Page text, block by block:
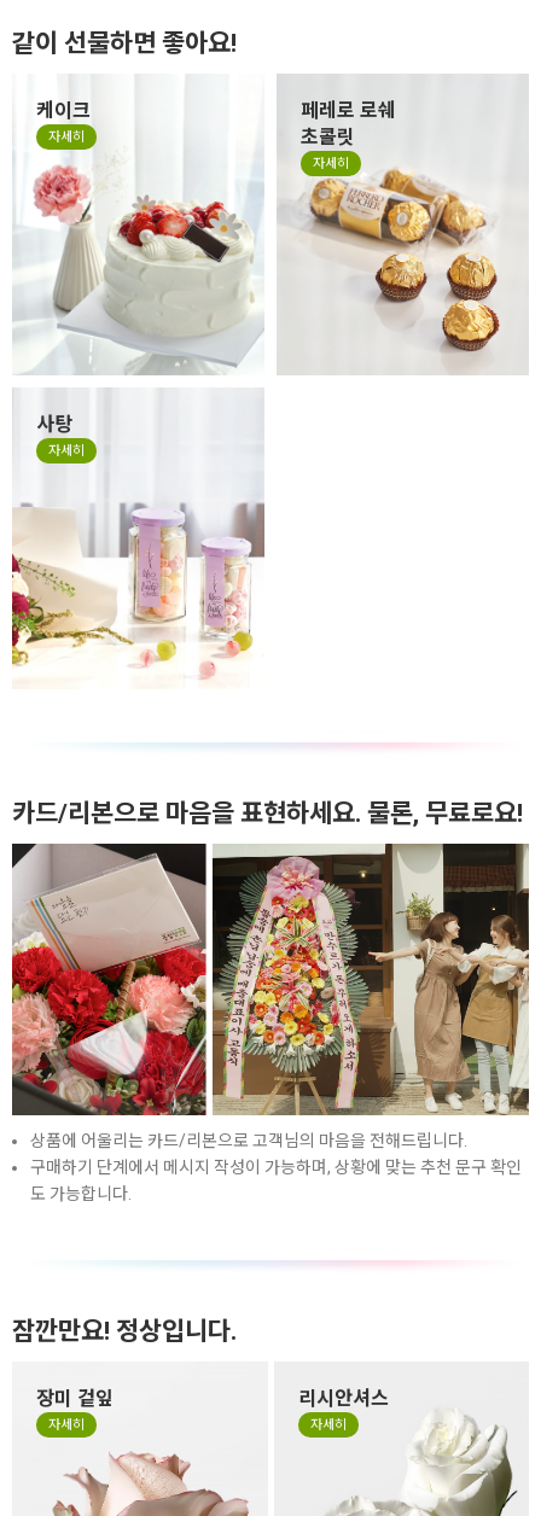
같이 선물하면 좋아요!
케이크
자세히
페레로 로쉐
초콜릿
자세히
사탕
자세히
카드/리본으로 마음을 표현하세요. 물론, 무료로요!
상품에 어울리는 카드/리본으로 고객님의 마음을 전해드립니다.
구매하기 단계에서 메시지 작성이 가능하며, 상황에 맞는 추천 문구 확인
도 가능합니다.
잠깐만요! 정상입니다.
장미 겉잎
자세히
장미 겉잎이 쭈글거리거나 잎
의 색이 바랜 것은 시든게 아니
라 꽃을 예쁜 형태로 싱싱하고
오랜 생명력을 유지하기 위해
리시안셔스
자세히
리시안셔스는 꽃잎이 하늘거
리는 얇은 잎들로 구성되어 있
어서 소재 특성상 꽃 형태가 원
형이 아닌 타원형으로 눌리거